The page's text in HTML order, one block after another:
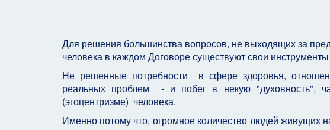
Для решения большинства вопросов, не выходящих за
человека в каждом Договоре существуют свои
Не решенные потребности в сфере здоровья,
реальных проблем - и побег в некую "духовность",
(эгоцентризме) человека.
Именно потому что, огромное количество людей живущих